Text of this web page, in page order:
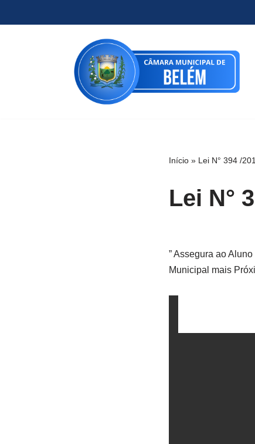
Início » Lei N° 394 /
Lei N°
” Assegura ao
Municipal mais